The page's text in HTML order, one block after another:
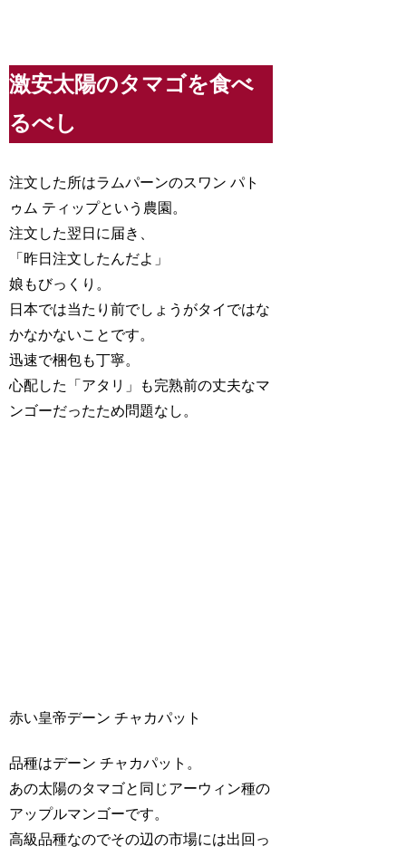
激安太陽のタマゴを食べ
るべし
注文した所はラムパーンのスワン パト
ゥム ティップという農園。
注文した翌日に届き、
「昨日注文したんだよ」
娘もびっくり。
日本では当たり前でしょうがタイではな
かなかないことです。
迅速で梱包も丁寧。
心配した「アタリ」も完熟前の丈夫なマ
ンゴーだったため問題なし。
赤い皇帝デーン チャカパット
品種はデーン チャカパット。
あの太陽のタマゴと同じアーウィン種の
アップルマンゴーです。
高級品種なのでその辺の市場には出回っ